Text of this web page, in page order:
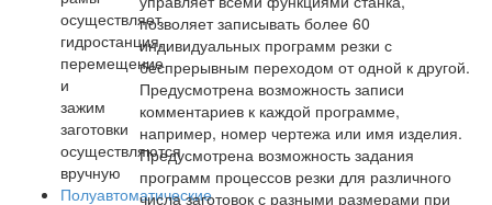
осуществляет
гидростанция,
перемещение
и
зажим
заготовки
осуществляются
вручную
Полуавтоматические
позволяет записывать более 60
индивидуальных программ резки с
беспрерывным переходом от одной к другой.
Предусмотрена возможность записи
комментариев к каждой программе,
например, номер чертежа или имя изделия.
Предусмотрена возможность задания
программ процессов резки для различного
числа заготовок с разными размерами при